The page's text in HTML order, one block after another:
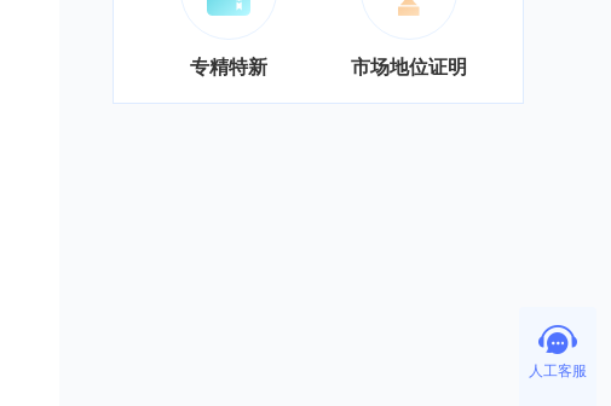
专精特新 市场地位证明
人工客服